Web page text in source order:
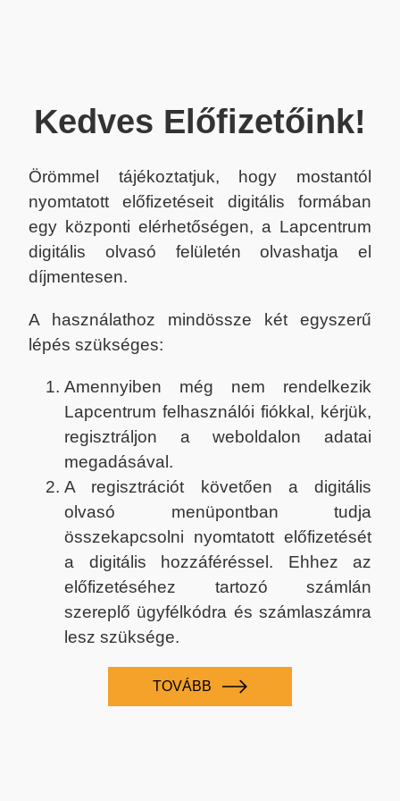
Kedves Előfizetőink!
Örömmel tájékoztatjuk, hogy mostantól
nyomtatott előfizetéseit digitális formában
egy központi elérhetőségen, a Lapcentrum
digitális olvasó felületén olvashatja el
díjmentesen.
A használathoz mindössze két egyszerű
lépés szükséges:
Amennyiben még nem rendelkezik
Lapcentrum felhasználói fiókkal, kérjük,
regisztráljon a weboldalon adatai
megadásával.
A regisztrációt követően a digitális
olvasó menüpontban tudja
összekapcsolni nyomtatott előfizetését
a digitális hozzáféréssel. Ehhez az
előfizetéséhez tartozó számlán
szereplő ügyfélkódra és számlaszámra
lesz szüksége.
TOVÁBB